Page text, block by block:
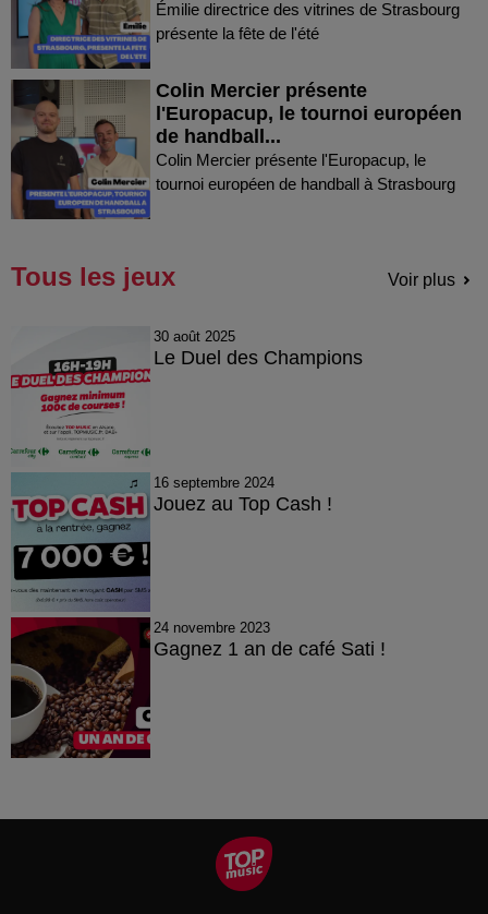
Émilie directrice des vitrines de Strasbourg
présente la fête de l'été
Colin Mercier présente
l'Europacup, le tournoi européen
de handball...
Colin Mercier présente l'Europacup, le
tournoi européen de handball à Strasbourg
Tous les jeux Voir plus
30 août 2025
Le Duel des Champions
16 septembre 2024
Jouez au Top Cash !
24 novembre 2023
Gagnez 1 an de café Sati !